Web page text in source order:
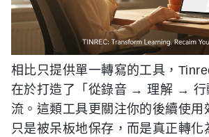
相比只提供單一轉寫的工具，
在於打造了「從錄音 → 理解 → 行
流。這類工具更關注你的後續使用
只是被呆板地保存，而是真正轉化